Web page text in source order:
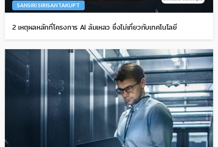
SANSIRI SIRISANTAKUPT
2 เหตุผลหลักที่โครงการ AI ล้มเหลว ซึ่งไม่เกี่ยวกับเทคโนโลยี